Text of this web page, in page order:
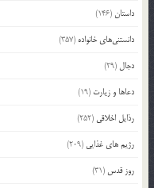
داستان(146)
دانستنی‌های خانواده (357)
دجال (29)
دعاها و زیارت (19)
رذایل اخلاقی (252)
رژیم های غذایی (209)
روز قدس (31)